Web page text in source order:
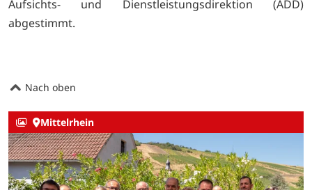
Aufsichts- und Dienstleistungsdirektion (ADD)
abgestimmt.
Nach oben
Mittelrhein